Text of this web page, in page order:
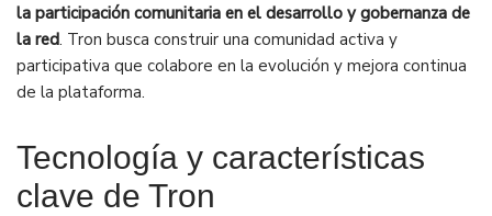
la participación comunitaria en el desarrollo y gobernanza de
la red. Tron busca construir una comunidad activa y
participativa que colabore en la evolución y mejora continua
de la plataforma.
Tecnología y características
clave de Tron